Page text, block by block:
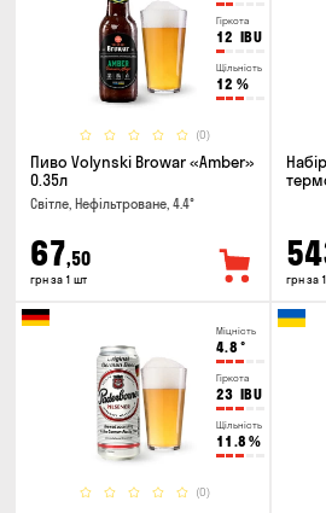
Гіркота
12 IBU
Щільність
12 %
(0)
Пиво Volynski Browar «Amber»
0.35л
Світле, Нефільтроване, 4.4°
67,50
грн за 1 шт грн за
Міцність
4.8 °
Гіркота
23 IBU
Щільність
11.8 %
(0)